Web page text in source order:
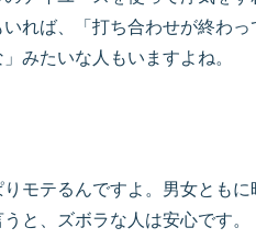
れば、「打ち合わせが終わ
みたいな人もいますよね。
モテるんですよ。男女ともに
と、ズボラな人は安心です。